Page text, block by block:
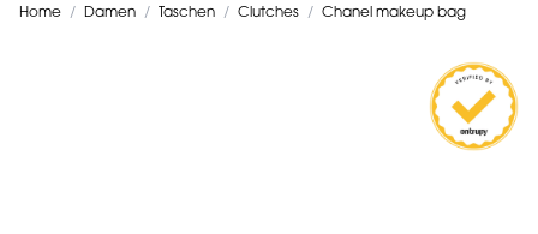
Home / Damen / Taschen / Clutches / Chanel makeup bag